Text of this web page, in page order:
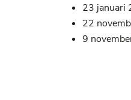
23 januari
22
9